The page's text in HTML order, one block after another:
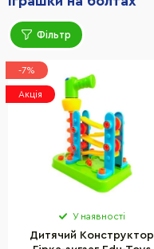
Фільтр
-7%
Акція
У наявності
Дитячий Конструктор